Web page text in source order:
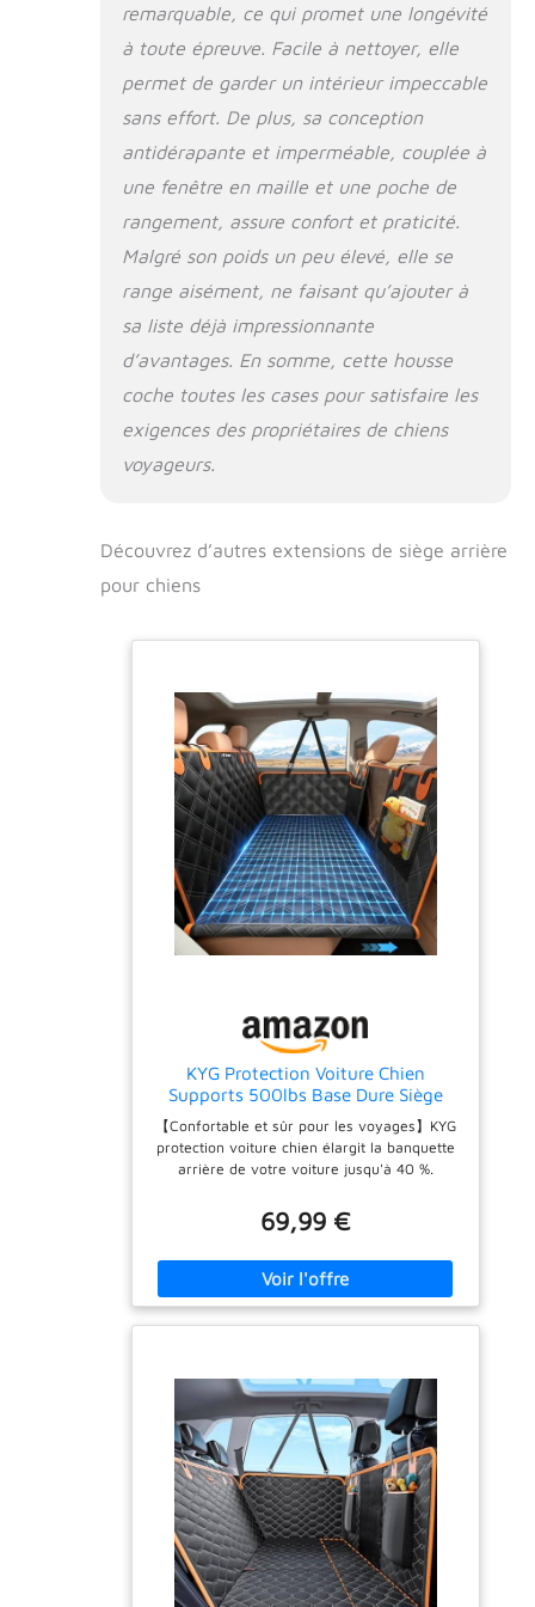
remarquable, ce qui promet une longévité
à toute épreuve. Facile à nettoyer, elle
permet de garder un intérieur impeccable
sans effort. De plus, sa conception
antidérapante et imperméable, couplée à
une fenêtre en maille et une poche de
rangement, assure confort et praticité.
Malgré son poids un peu élevé, elle se
range aisément, ne faisant qu’ajouter à
sa liste déjà impressionnante
d’avantages. En somme, cette housse
coche toutes les cases pour satisfaire les
exigences des propriétaires de chiens
voyageurs.
Découvrez d’autres extensions de siège arrière
pour chiens
KYG Protection Voiture Chien
Supports 500lbs Base Dure Siège
D'auto Arrière Coffre Imperméable et
Antidérapante Extension Housse
Voiture Chien avec Fenêtre en Filet
Visible pour Voiture SUV Camion
【Confortable et sûr pour les voyages】KYG
protection voiture chien élargit la banquette
arrière de votre voiture jusqu'à 40 %.
24,4 pouces de profondeur, il couvre
complètement la zone arrière, transformant
chien. Il offre à votre chien un espace
suffisant pour s'étirer et se détendre, ce qui
des virages serrés. 【Plate-forme amovible
en polyéthylène supportant 500lbs】KYG
housse voiture chien avec fond dur a des
panneaux de soutien PE amovibles qui
peuvent soutenir toutes les races de chiens
sans s'effondrer. Il peut supporter jusqu'à
500 livres (testé) et est plus solide et plus
durable que les planches en bois. KYG
protection siege voiture chien trois plaques
en polyéthylène s'adaptant à la console de la
voiture et aux ouvertures des ceintures de
69,99 €